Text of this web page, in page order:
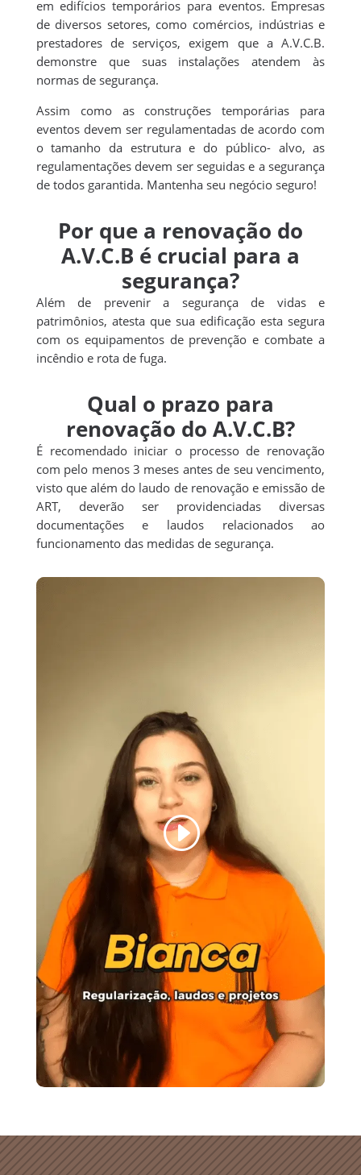
em edifícios temporários para eventos. Empresas
de diversos setores, como comércios, indústrias e
prestadores de serviços, exigem que a A.V.C.B.
demonstre que suas instalações atendem às
normas de segurança.
Assim como as construções temporárias para
eventos devem ser regulamentadas de acordo com
o tamanho da estrutura e do público- alvo, as
regulamentações devem ser seguidas e a segurança
de todos garantida. Mantenha seu negócio seguro!
Por que a renovação do
A.V.C.B é crucial para a
segurança?
Além de prevenir a segurança de vidas e
patrimônios, atesta que sua edificação esta segura
com os equipamentos de prevenção e combate a
incêndio e rota de fuga.
Qual o prazo para
renovação do A.V.C.B?
É recomendado iniciar o processo de renovação
com pelo menos 3 meses antes de seu vencimento,
visto que além do laudo de renovação e emissão de
ART, deverão ser providenciadas diversas
documentações e laudos relacionados ao
funcionamento das medidas de segurança.